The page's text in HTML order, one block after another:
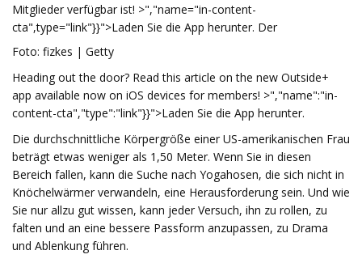
Mitglieder verfügbar ist! >","name="in-content-
cta",type="link"}}">Laden Sie die App herunter. Der
Foto: fizkes | Getty
Heading out the door? Read this article on the new Outside+
app available now on iOS devices for members! >","name":"in-
content-cta","type":"link"}}">Laden Sie die App herunter.
Die durchschnittliche Körpergröße einer US-amerikanischen Frau
beträgt etwas weniger als 1,50 Meter. Wenn Sie in diesen
Bereich fallen, kann die Suche nach Yogahosen, die sich nicht in
Knöchelwärmer verwandeln, eine Herausforderung sein. Und wie
Sie nur allzu gut wissen, kann jeder Versuch, ihn zu rollen, zu
falten und an eine bessere Passform anzupassen, zu Drama
und Ablenkung führen.